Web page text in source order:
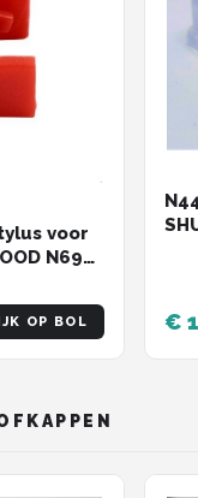
voor
N69
PSJ11,
OP BOL €